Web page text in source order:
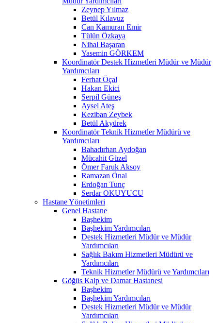
Zeynep Yılmaz
Betül Kılavuz
Can Kamuran Emir
Tülün Özkaya
Nihal Başaran
Yasemin GÖRKEM
Koordinatör Destek Hizmetleri Müdür ve Müdür
Yardımcıları
Ferhat Öçal
Hakan Ekici
Serpil Güneş
Aysel Ateş
Keziban Zeybek
Betül Akyürek
Koordinatör Teknik Hizmetler Müdürü ve
Yardımcıları
Bahadırhan Aydoğan
Mücahit Güzel
Ömer Faruk Aksoy
Ramazan Önal
Erdoğan Tunç
Serdar OKUYUCU
Hastane Yönetimleri
Genel Hastane
Başhekim
Başhekim Yardımcıları
Destek Hizmetleri Müdür ve Müdür
Yardımcıları
Sağlık Bakım Hizmetleri Müdürü ve
Yardımcıları
Teknik Hizmetler Müdürü ve Yardımcıları
Göğüs Kalp ve Damar Hastanesi
Başhekim
Başhekim Yardımcıları
Destek Hizmetleri Müdür ve Müdür
Yardımcıları